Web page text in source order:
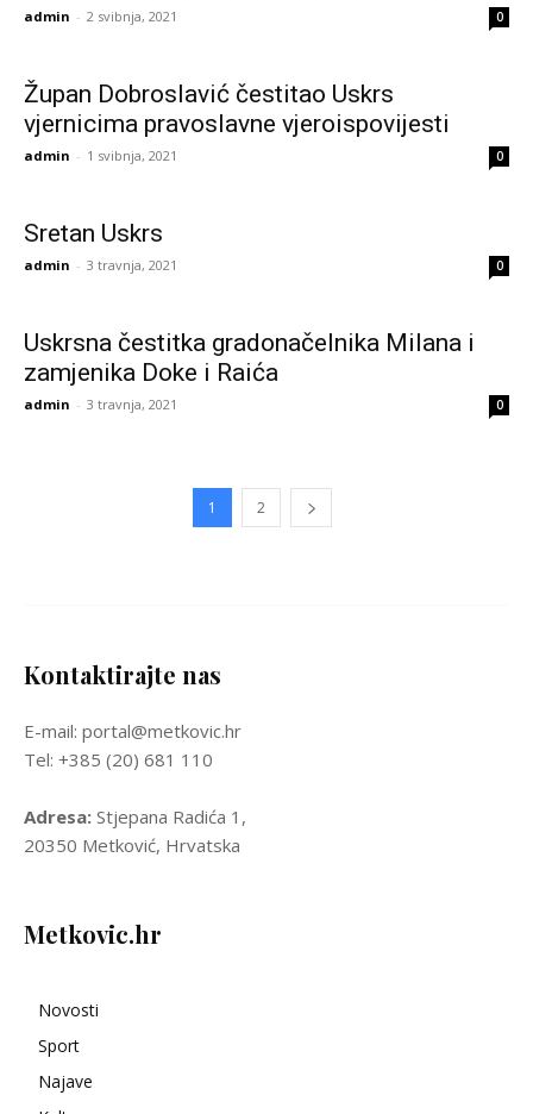
admin - 2 svibnja, 2021 0
Župan Dobroslavić čestitao Uskrs
vjernicima pravoslavne vjeroispovijesti
admin - 1 svibnja, 2021 0
Sretan Uskrs
admin - 3 travnja, 2021 0
Uskrsna čestitka gradonačelnika Milana i
zamjenika Doke i Raića
admin - 3 travnja, 2021 0
1 2
Kontaktirajte nas
E-mail: portal@metkovic.hr
Tel: +385 (20) 681 110
Adresa: Stjepana Radića 1,
20350 Metković, Hrvatska
Metkovic.hr
Novosti
Sport
Najave